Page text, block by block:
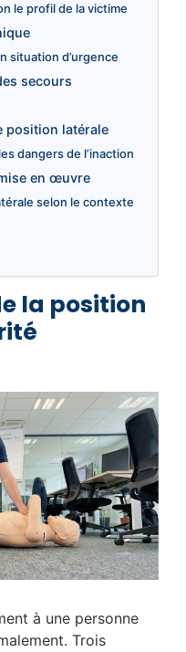
le profil de la victime
situation d’urgence
secours
position latérale
dangers de l’inaction
en œuvre
selon le contexte
la position
à une personne
Trois